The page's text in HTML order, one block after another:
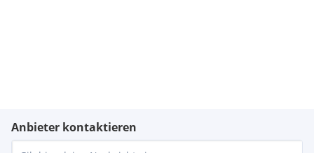
Anbieter kontaktieren